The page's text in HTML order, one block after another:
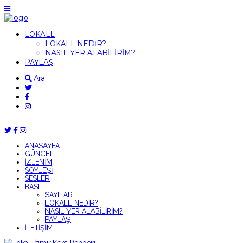
LOKALL
LOKALL NEDİR?
NASIL YER ALABİLİRİM?
PAYLAŞ
Ara
ANASAYFA
GÜNCEL
İZLENİM
SÖYLEŞİ
SESLER
BASILI
SAYILAR
LOKALL NEDİR?
NASIL YER ALABİLİRİM?
PAYLAŞ
İLETİŞİM